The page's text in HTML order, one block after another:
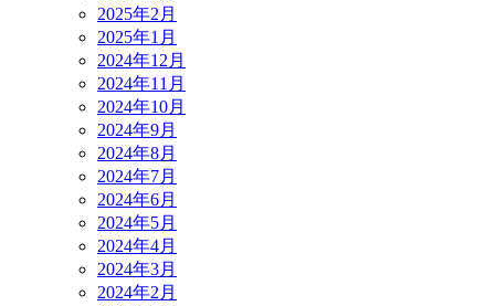
2025年2月
2025年1月
2024年12月
2024年11月
2024年10月
2024年9月
2024年8月
2024年7月
2024年6月
2024年5月
2024年4月
2024年3月
2024年2月